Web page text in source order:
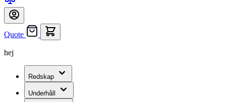
Quote
hej
Redskap
Underhåll